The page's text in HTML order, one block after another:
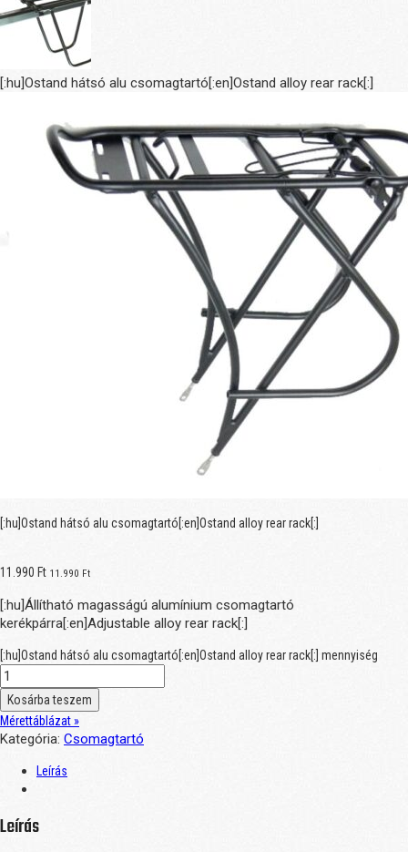
[:hu]Ostand hátsó alu csomagtartó[:en]Ostand alloy rear rack[:]
[:hu]Ostand hátsó alu csomagtartó[:en]Ostand alloy rear rack[:]
11.990 Ft 11.990 Ft
[:hu]Állítható magasságú alumínium csomagtartó
kerékpárra[:en]Adjustable alloy rear rack[:]
[:hu]Ostand hátsó alu csomagtartó[:en]Ostand alloy rear rack[:] mennyiség
Kosárba teszem
Mérettáblázat »
Kategória: Csomagtartó
Leírás
Leírás